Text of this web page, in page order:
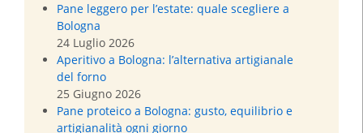
Pane leggero per l’estate: quale scegliere a
Bologna
24 Luglio 2026
Aperitivo a Bologna: l’alternativa artigianale
del forno
25 Giugno 2026
Pane proteico a Bologna: gusto, equilibrio e
artigianalità ogni giorno